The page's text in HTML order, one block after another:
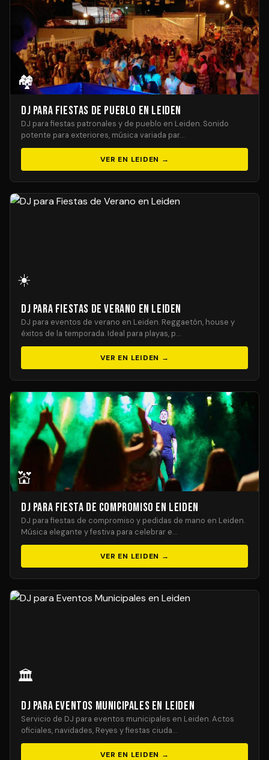
🏘️
DJ para Fiestas de Pueblo en Leiden
DJ para fiestas patronales y de pueblo en Leiden. Sonido
potente para exteriores, música variada par…
VER EN LEIDEN →
☀️
DJ para Fiestas de Verano en Leiden
DJ para eventos de verano en Leiden. Reggaetón, house y
éxitos de la temporada. Ideal para playas, p…
VER EN LEIDEN →
💒
DJ para Fiesta de Compromiso en Leiden
DJ para fiestas de compromiso y pedidas de mano en Leiden.
Música elegante y festiva para celebrar e…
VER EN LEIDEN →
🏛️
DJ para Eventos Municipales en Leiden
Servicio de DJ para eventos municipales en Leiden. Actos
oficiales, navidades, Reyes y fiestas ciuda…
VER EN LEIDEN →